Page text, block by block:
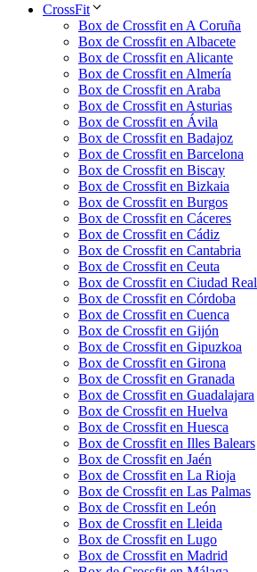
CrossFit
Box de Crossfit en A Coruña
Box de Crossfit en Albacete
Box de Crossfit en Alicante
Box de Crossfit en Almería
Box de Crossfit en Araba
Box de Crossfit en Asturias
Box de Crossfit en Ávila
Box de Crossfit en Badajoz
Box de Crossfit en Barcelona
Box de Crossfit en Biscay
Box de Crossfit en Bizkaia
Box de Crossfit en Burgos
Box de Crossfit en Cáceres
Box de Crossfit en Cádiz
Box de Crossfit en Cantabria
Box de Crossfit en Ceuta
Box de Crossfit en Ciudad Real
Box de Crossfit en Córdoba
Box de Crossfit en Cuenca
Box de Crossfit en Gijón
Box de Crossfit en Gipuzkoa
Box de Crossfit en Girona
Box de Crossfit en Granada
Box de Crossfit en Guadalajara
Box de Crossfit en Huelva
Box de Crossfit en Huesca
Box de Crossfit en Illes Balears
Box de Crossfit en Jaén
Box de Crossfit en La Rioja
Box de Crossfit en Las Palmas
Box de Crossfit en León
Box de Crossfit en Lleida
Box de Crossfit en Lugo
Box de Crossfit en Madrid